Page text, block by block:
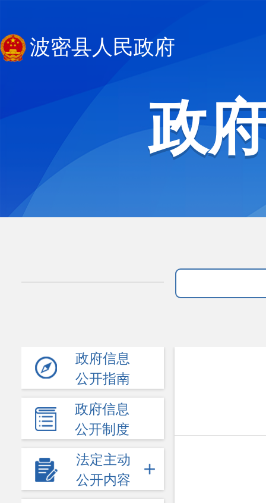
波密县人民政府
政
政府信息
公开指南
政府信息
公开制度
法定主动
公开内容